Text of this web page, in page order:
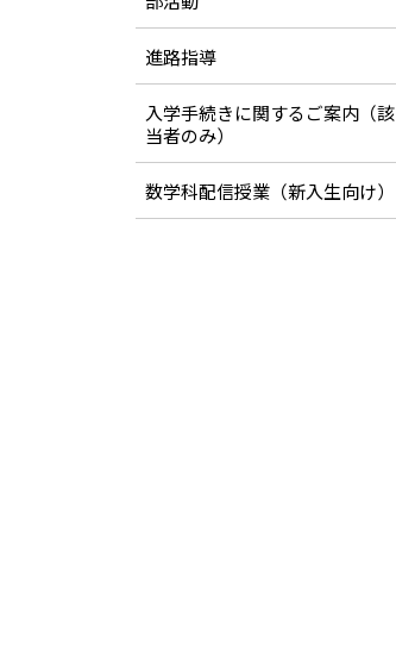
進路指導
入学手続きに関するご案内（該
当者のみ）
数学科配信授業（新入生向け）